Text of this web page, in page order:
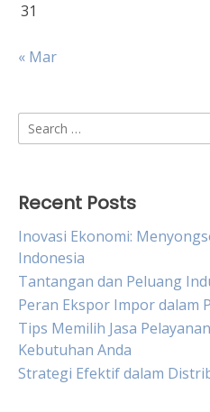
31
« Mar
Search
for:
Recent Posts
Inovasi Ekonomi:
Indonesia
Tantangan dan Peluang
Peran Ekspor Impor dalam
Tips Memilih Jasa
Kebutuhan Anda
Strategi Efektif dalam